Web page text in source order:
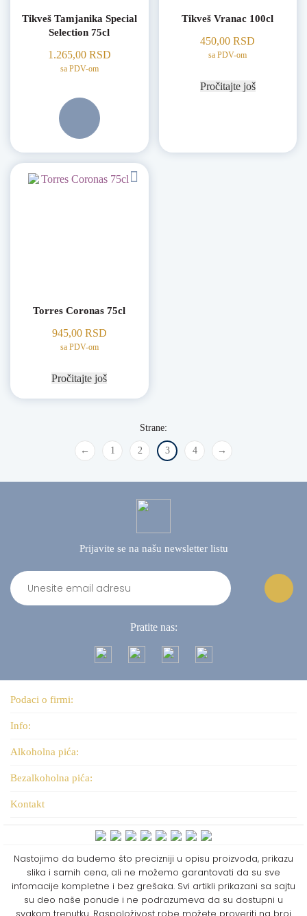
Tikveš Tamjanika Special
Selection 75cl
1.265,00 RSD
sa PDV-om
Tikveš Vranac 100cl
450,00RSD
sa PDV-om
Pročitajte još
Torres Coronas 75cl
945,00 RSD
sa PDV-om
Pročitajte još
← 1 2 3 4 →
Prijavite se na našu newsletter listu
Pratite nas:
Podaci o firmi:
Info:
Alkoholna pića:
Bezalkoholna pića:
Kontakt
Nastojimo da budemo što precizniji u opisu proizvoda, prikazu
slika i samih cena, ali ne možemo garantovati da su sve
infomacije kompletne i bez grešaka. Svi artikli prikazani sa sajtu
su deo naše ponude i ne podrazumeva da su dostupni u